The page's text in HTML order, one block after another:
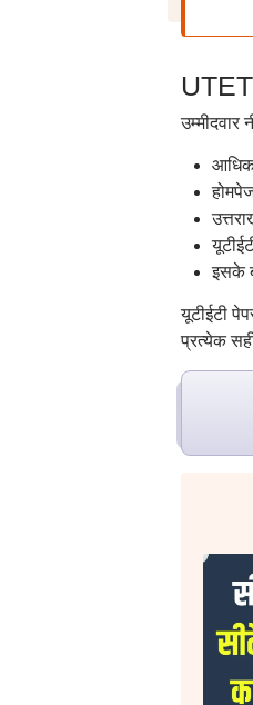
उम्मीदवार
इसके
यूटीईटी
प्रत्येक